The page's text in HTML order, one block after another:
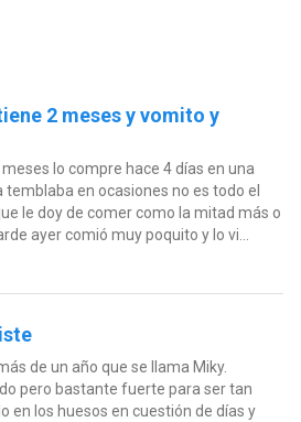
2 meses y vomito y
lo compre hace 4 días en una
en ocasiones no es todo el
le doy de comer como la mitad más o
ayer comió muy poquito y lo vi...
de un año que se llama Miky.
pero bastante fuerte para ser tan
en los huesos en cuestión de días y